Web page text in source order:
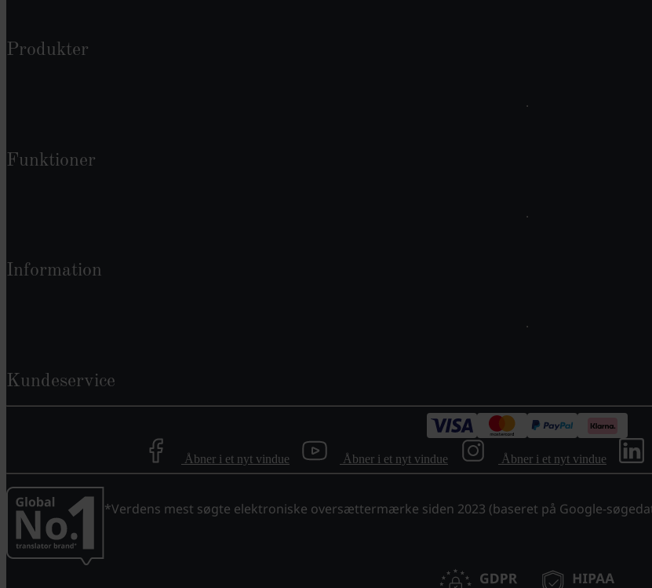
Produkter
Funktioner
Information
Kundeservice
Åbner i et nyt vindue Åbner i et nyt vindue Åbner i et nyt vindue
*Verdens mest søgte elektroniske oversættermærke siden 2023 (baseret på Google-